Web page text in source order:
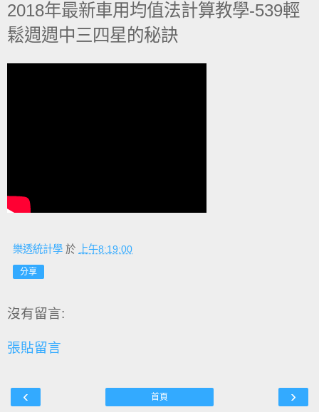
2018年最新車用均值法計算教學-539輕
鬆週週中三四星的秘訣
樂透統計學 於 上午8:19:00
分享
沒有留言:
張貼留言
‹ ›
首頁